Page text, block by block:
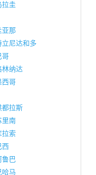
拉圭
亚那
立尼达和多
哥
林纳达
西哥
都拉斯
里南
拉索
西
鲁巴
哈马